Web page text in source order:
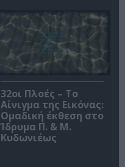
32οι Πλοές – Το
Αίνιγμα της Εικόνας:
Ομαδική έκθεση στο
Ίδρυμα Π. & Μ.
Κυδωνιέως